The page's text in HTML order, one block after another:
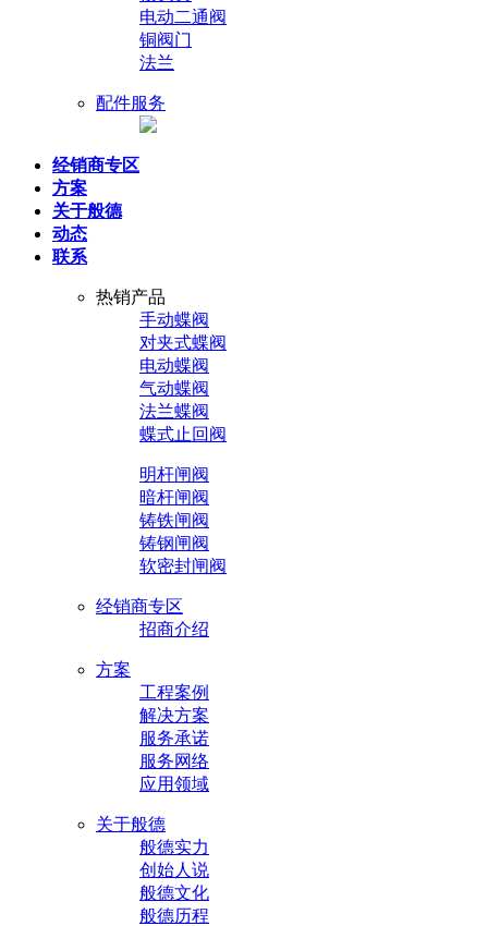
电动二通阀
铜阀门
法兰
配件服务
经销商专区
方案
关于般德
动态
联系
热销产品
手动蝶阀
对夹式蝶阀
电动蝶阀
气动蝶阀
法兰蝶阀
蝶式止回阀
明杆闸阀
暗杆闸阀
铸铁闸阀
铸钢闸阀
软密封闸阀
经销商专区
招商介绍
方案
工程案例
解决方案
服务承诺
服务网络
应用领域
关于般德
般德实力
创始人说
般德文化
般德历程